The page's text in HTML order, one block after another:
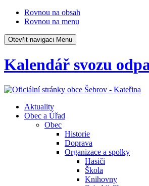
Rovnou na obsah
Rovnou na menu
Otevřit navigaci Menu
Kalendář svozu
Aktuality
Obec a Úřad
Obec
Historie
Doprava
Organizace a spolky
Hasiči
Škola
Knihovny